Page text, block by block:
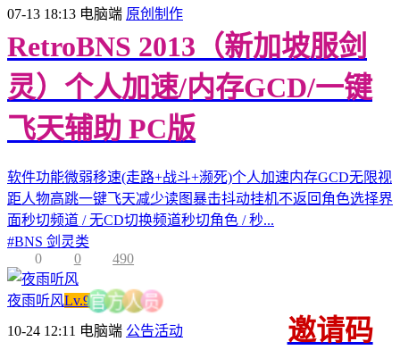
07-13 18:13 电脑端 原创制作
RetroBNS 2013（新加坡服剑
灵）个人加速/内存GCD/一键
飞天辅助 PC版
软件功能微弱移速(走路+战斗+濒死)个人加速内存GCD无限视
距人物高跳一键飞天减少读图暴击抖动挂机不返回角色选择界
面秒切频道 / 无CD切换频道秒切角色 / 秒...
#BNS 剑灵类
0
0 490
夜雨听风Lv.9官 方 人 员
10-24 12:11 电脑端 公告活动
邀请码